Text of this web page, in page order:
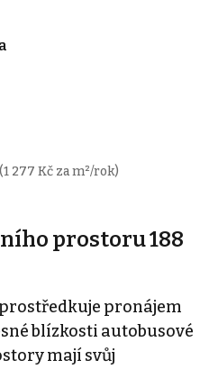
(1 277 Kč za m²/rok)
prostoru 188
pronájem
blízkosti autobusové
mají svůj